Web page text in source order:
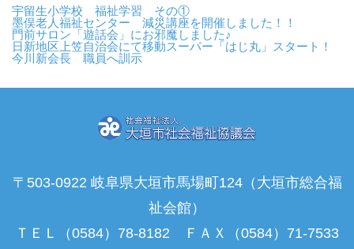
宇留生小学校 福祉学習 その①
墨俣老人福祉センター 減災講座を開催しました！！
門前サロン「遊話会」にお邪魔しました♪
日新地区上笠自治会にて移動スーパー「はじ丸」スタート！
今川新会長 職員へ訓示
〒503-0922 岐阜県大垣市馬場町124（大垣市総合福
祉会館）
ＴＥＬ（0584）78-8182 ＦＡＸ（0584）71-7533